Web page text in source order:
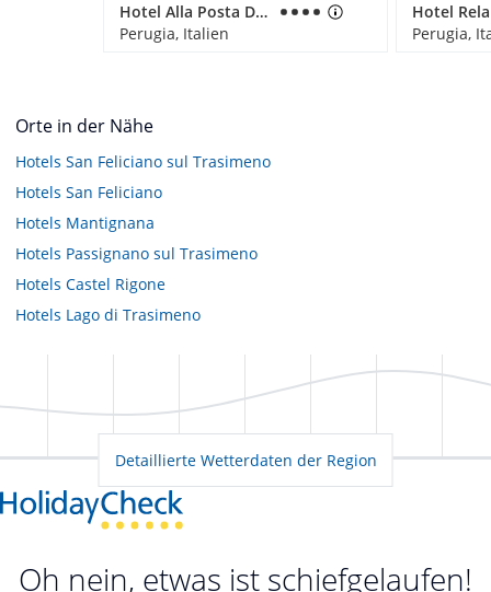
Hotel Alla Posta Dei Donini
Perugia, Italien
Perugia,
Orte in der Nähe
Hotels San Feliciano sul Trasimeno
Hotels San Feliciano
Hotels Mantignana
Hotels Passignano sul Trasimeno
Hotels Castel Rigone
Hotels Lago di Trasimeno
Detaillierte Wetterdaten der Region
Oh nein, etwas ist schiefgelaufen!